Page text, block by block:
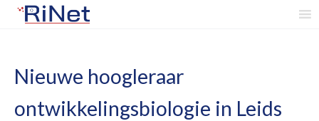
Nieuwe hoogleraar
ontwikkelingsbiologie in Leids